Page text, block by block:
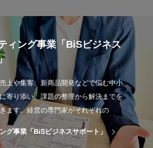
ィング事業「BiSビジネス
上や集客、新商品開発などで悩む中小
寄り添い、課題の整理から解決までを
ます。経営の専門家がそれぞれの
グ事業「BiSビジネスサポート」